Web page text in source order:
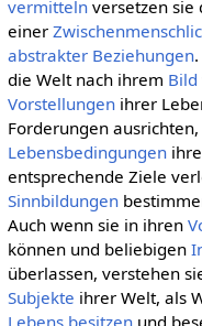
vermittelnversetzen sie
einer
abstrakter Beziehungen
die Welt nach ihrem Bild
Vorstellungenihrer
Forderungen
Lebensbedingungen
entsprechende Ziele
Sinnbildungen
Auch wenn sie in ihren
können und beliebigen
überlassen, verstehen
Subjekte ihrer Welt, als